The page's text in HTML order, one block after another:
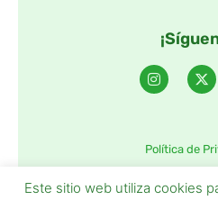
Política de
Este sitio web utiliza cookies